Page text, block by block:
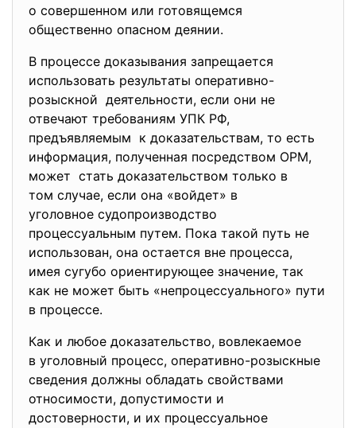
о совершенном или готовящемся
общественно опасном деянии.
В процессе доказывания запрещается
использовать результаты оперативно-
розыскной деятельности, если они не
отвечают требованиям УПК РФ,
предъявляемым к доказательствам, то есть
информация, полученная посредством ОРМ,
может стать доказательством только в
том случае, если она «войдет» в
уголовное судопроизводство
процессуальным путем. Пока такой путь не
использован, она остается вне процесса,
имея сугубо ориентирующее значение, так
как не может быть «непроцессуального» пути
в процессе.
Как и любое доказательство, вовлекаемое
в уголовный процесс, оперативно-розыскные
сведения должны обладать свойствами
относимости, допустимости и
достоверности, и их процессуальное